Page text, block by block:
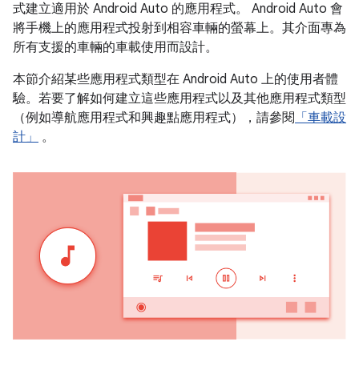
式建立適用於 Android Auto 的應用程式。 Android Auto 會
將手機上的應用程式投射到相容車輛的螢幕上。其介面專為
所有支援的車輛的車載使用而設計。
本節介紹某些應用程式類型在 Android Auto 上的使用者體
驗。若要了解如何建立這些應用程式以及其他應用程式類型
（例如導航應用程式和興趣點應用程式），請參閱 「車載設
計」
。